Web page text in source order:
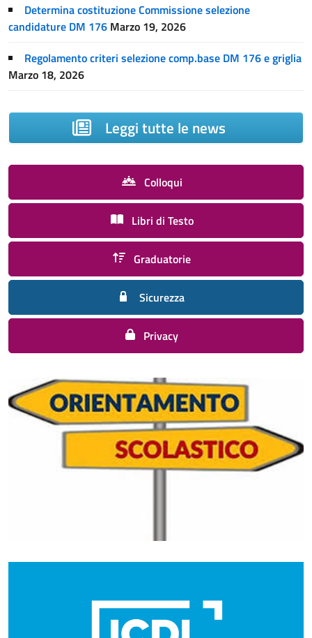
Determina costituzione Commissione selezione
candidature DM 176 Marzo 19, 2026
Regolamento criteri selezione comp.base DM 176 e griglia
Marzo 18, 2026
Leggi tutte le news
Colloqui
Libri di Testo
Graduatorie
Sicurezza
Privacy